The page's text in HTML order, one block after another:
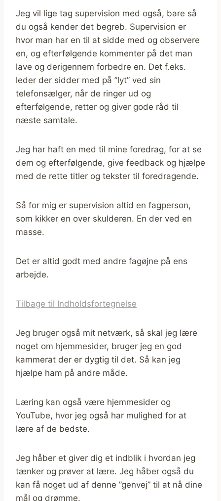
Jeg vil lige tag supervision med også, bare så
du også kender det begreb. Supervision er
hvor man har en til at sidde med og observere
en, og efterfølgende kommenter på det man
lave og derigennem forbedre en. Det f.eks.
leder der sidder med på ”lyt” ved sin
telefonsælger, når de ringer ud og
efterfølgende, retter og giver gode råd til
næste samtale.
Jeg har haft en med til mine foredrag, for at se
dem og efterfølgende, give feedback og hjælpe
med de rette titler og tekster til foredragende.
Så for mig er supervision altid en fagperson,
som kikker en over skulderen. En der ved en
masse.
Det er altid godt med andre fagøjne på ens
arbejde.
Tilbage til Indholdsfortegnelse
Jeg bruger også mit netværk, så skal jeg lære
noget om hjemmesider, bruger jeg en god
kammerat der er dygtig til det. Så kan jeg
hjælpe ham på andre måde.
Læring kan også være hjemmesider og
YouTube, hvor jeg også har mulighed for at
lære af de bedste.
Jeg håber et giver dig et indblik i hvordan jeg
tænker og prøver at lære. Jeg håber også du
kan få noget ud af denne ”genvej” til at nå dine
mål og drømme.